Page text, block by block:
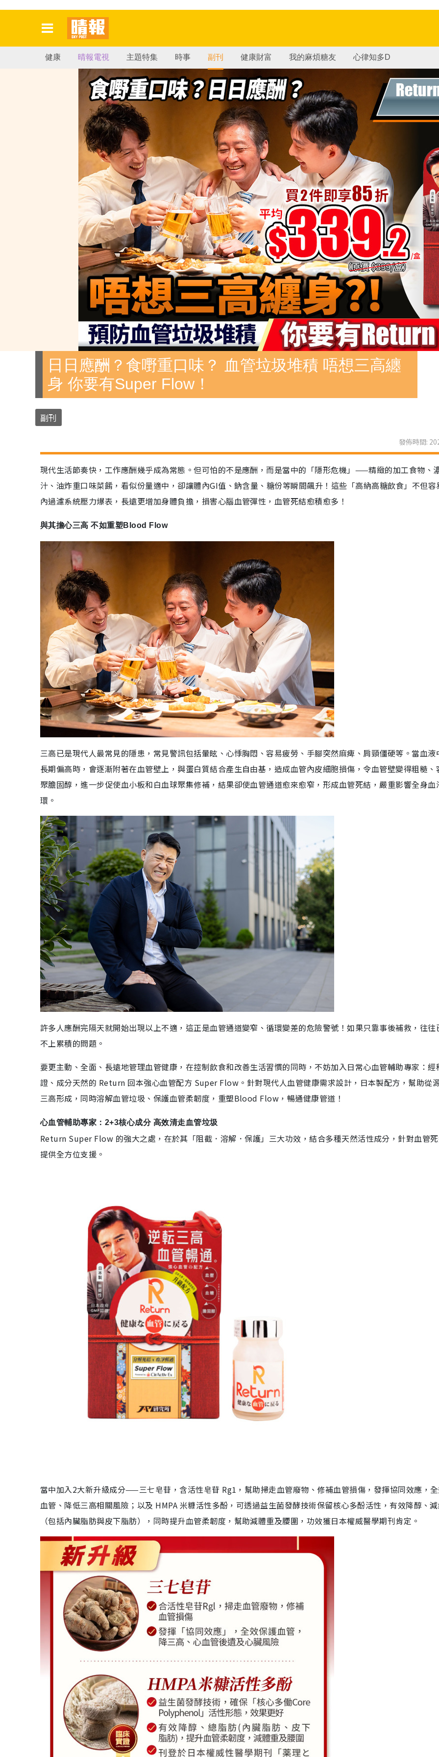
健康 晴報電視 主題特集 時事 副刊 健康財富 我的麻煩糖友 心律知多D
日日應酬？食嘢重口味？ 血管垃圾堆積 唔想三高纏
身 你要有Super Flow！
副刊
發佈時間:
現代生活節奏快，工作應酬幾乎成為常態。但可怕的不是應酬，而是當中的「隱形危機」——精緻的加工食物、
汁、油炸重口味菜餚，看似份量適中，卻讓體內GI值、鈉含量、糖份等瞬間飆升！這些「高納高糖飲食」不但容
內過濾系統壓力爆表，長遠更增加身體負擔，損害心腦血管彈性，血管死結愈積愈多！
與其擔心三高 不如重塑Blood Flow
三高已是現代人最常見的隱患，常見警訊包括暈眩、心悸胸悶、容易疲勞、手腳突然麻痺、肩頸僵硬等。當血液
長期偏高時，會逐漸附著在血管壁上，與蛋白質結合產生自由基，造成血管內皮細胞損傷，令血管壁變得粗糙、
聚膽固醇，進一步促使血小板和白血球聚集修補，結果卻使血管通道愈來愈窄，形成血管死結，嚴重影響全身血
環。
許多人應酬完隔天就開始出現以上不適，這正是血管通道變窄、循環變差的危險警號！如果只靠事後補救，往往
不上累積的問題。
要更主動、全面、長遠地管理血管健康，在控制飲食和改善生活習慣的同時，不妨加入日常心血管輔助專家：經
證、成分天然的 Return 回本強心血管配方 Super Flow。針對現代人血管健康需求設計，日本製配方，幫助從
三高形成，同時溶解血管垃圾、保護血管柔韌度，重塑Blood Flow，暢通健康管道！
心血管輔助專家：2+3核心成分 高效清走血管垃圾
Return Super Flow 的強大之處，在於其「阻截．溶解．保護」三大功效，結合多種天然活性成分，針對血管
提供全方位支援。
當中加入2大新升級成分——三七皂苷，含活性皂苷 Rg1，幫助掃走血管廢物、修補血管損傷，發揮協同效應，
血管、降低三高相關風險；以及 HMPA 米糠活性多酚，可透過益生菌發酵技術保留核心多酚活性，有效降醇、
（包括內臟脂肪與皮下脂肪），同時提升血管柔韌度，幫助減體重及腰圍，功效獲日本權威醫學期刊肯定。